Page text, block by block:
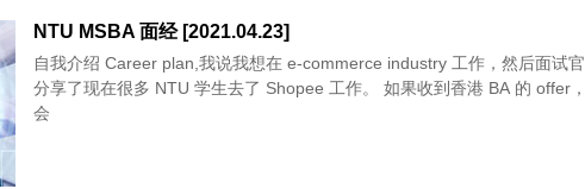
NTU MSBA 面经 [2021.04.23]
自我介绍 Career plan,我说我想在 e-commerce industry 工作，然后面试官
分享了现在很多 NTU 学生去了 Shopee 工作。 如果收到香港 BA 的 offer，
会